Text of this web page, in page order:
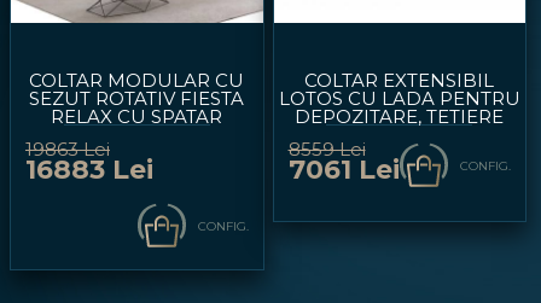
COLTAR MODULAR CU
SEZUT ROTATIV FIESTA
RELAX CU SPATAR
REGLABILE, SUPORT TIP
MASUTA, ADAPTOR USB
320X170CM
19863 Lei
16883 Lei
CONFIG.
COLTAR EXTENSIBIL
LOTOS CU LADA PENTRU
DEPOZITARE, TETIERE
REGLABILA,
PERSONALIZABIL
270X230CM
8559 Lei
7061 Lei CONFIG.